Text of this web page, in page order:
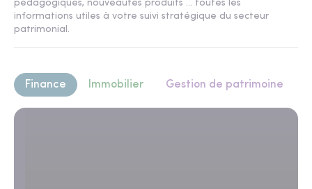
pédagogiques, nouveautés produits ... toutes les
informations utiles à votre suivi stratégique du secteur
patrimonial.
Finance Immobilier Gestion de patrimoine